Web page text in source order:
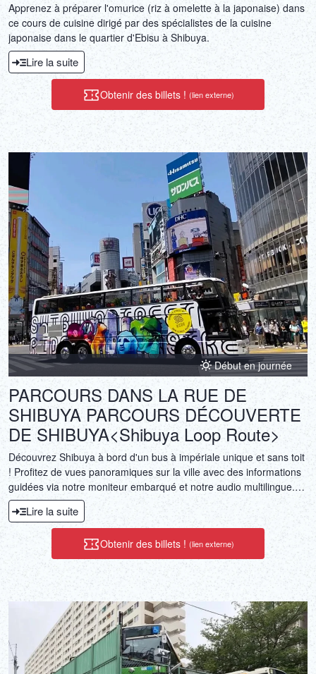
Apprenez à préparer l'omurice (riz à omelette à la japonaise) dans
ce cours de cuisine dirigé par des spécialistes de la cuisine
japonaise dans le quartier d'Ebisu à Shibuya.
Lire la suite
Obtenir des billets ! (lien externe)
Début en journée
PARCOURS DANS LA RUE DE
SHIBUYA PARCOURS DÉCOUVERTE
DE SHIBUYA<Shibuya Loop Route>
Découvrez Shibuya à bord d'un bus à impériale unique et sans toit
! Profitez de vues panoramiques sur la ville avec des informations
guidées via notre moniteur embarqué et notre audio multilingue.
Découvrez la riche culture de Shibuya avec nous !
Lire la suite
Obtenir des billets ! (lien externe)